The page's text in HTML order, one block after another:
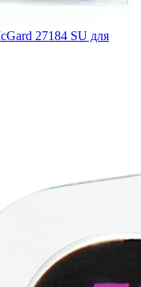
27184 SU для